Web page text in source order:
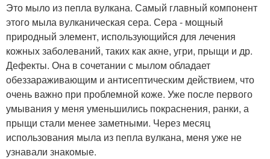
Это мыло из пепла вулкана. Самый главный компонент
этого мыла вулканическая сера. Сера - мощный
природный элемент, использующийся для лечения
кожных заболеваний, таких как акне, угри, прыщи и др.
Дефекты. Она в сочетании с мылом обладает
обеззараживающим и антисептическим действием, что
очень важно при проблемной коже. Уже после первого
умывания у меня уменьшились покраснения, ранки, а
прыщи стали менее заметными. Через месяц
использования мыла из пепла вулкана, меня уже не
узнавали знакомые.